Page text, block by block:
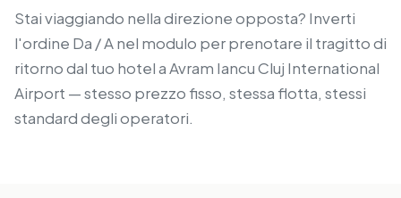
Stai viaggiando nella direzione opposta? Inverti
l'ordine Da / A nel modulo per prenotare il tragitto di
ritorno dal tuo hotel a Avram Iancu Cluj International
Airport — stesso prezzo fisso, stessa flotta, stessi
standard degli operatori.